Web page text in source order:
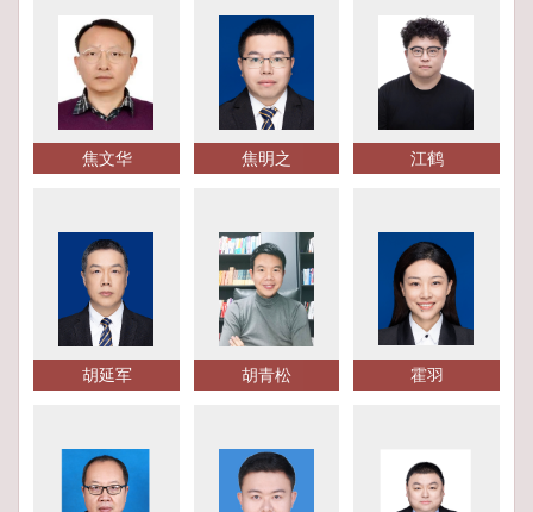
焦文华 焦明之 江鹤
胡延军 胡青松 霍羽